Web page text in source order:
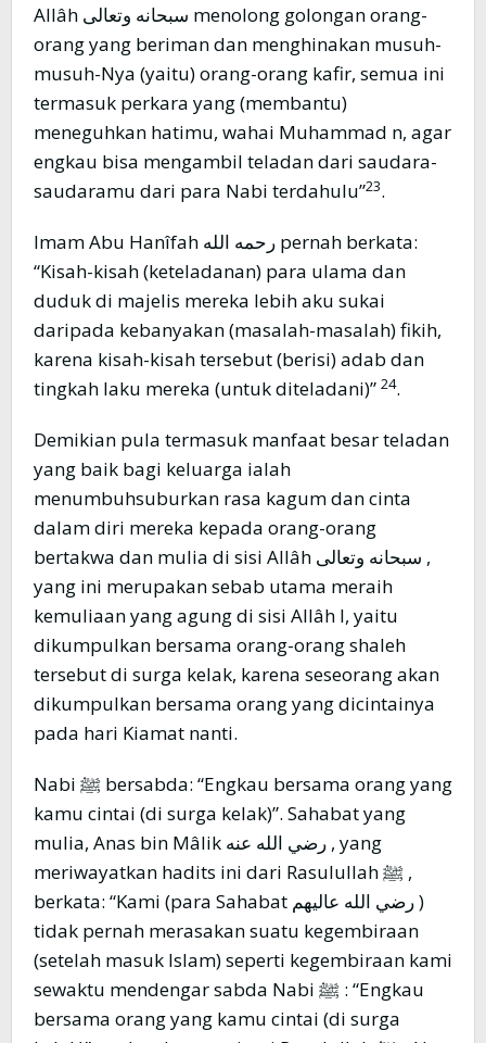
Allâh سبحانه وتعالى menolong golongan orang-
orang yang beriman dan menghinakan musuh-
musuh-Nya (yaitu) orang-orang kafir, semua ini
termasuk perkara yang (membantu)
meneguhkan hatimu, wahai Muhammad n, agar
engkau bisa mengambil teladan dari saudara-
saudaramu dari para Nabi terdahulu”23.
Imam Abu Hanîfah رحمه الله pernah berkata:
“Kisah-kisah (keteladanan) para ulama dan
duduk di majelis mereka lebih aku sukai
daripada kebanyakan (masalah-masalah) fikih,
karena kisah-kisah tersebut (berisi) adab dan
tingkah laku mereka (untuk diteladani)” 24.
Demikian pula termasuk manfaat besar teladan
yang baik bagi keluarga ialah
menumbuhsuburkan rasa kagum dan cinta
dalam diri mereka kepada orang-orang
bertakwa dan mulia di sisi Allâh سبحانه وتعالى ,
yang ini merupakan sebab utama meraih
kemuliaan yang agung di sisi Allâh l, yaitu
dikumpulkan bersama orang-orang shaleh
tersebut di surga kelak, karena seseorang akan
dikumpulkan bersama orang yang dicintainya
pada hari Kiamat nanti.
Nabi ﷺ bersabda: “Engkau bersama orang yang
kamu cintai (di surga kelak)”. Sahabat yang
mulia, Anas bin Mâlik رضي الله عنه , yang
meriwayatkan hadits ini dari Rasulullah ﷺ ,
berkata: “Kami (para Sahabat رضي الله عاليهم )
tidak pernah merasakan suatu kegembiraan
(setelah masuk Islam) seperti kegembiraan kami
sewaktu mendengar sabda Nabi ﷺ : “Engkau
bersama orang yang kamu cintai (di surga